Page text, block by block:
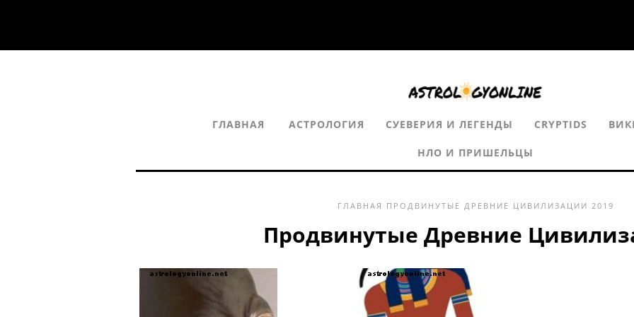
ГЛАВНАЯ АСТРОЛОГИЯ СУЕВЕРИЯ И ЛЕГЕНДЫ CRYPTIDS
НЛО И ПРИШЕЛЬЦЫ
ГЛАВНАЯ ПРОДВИНУТЫЕ ДРЕВНИЕ ЦИВИЛИЗАЦИИ 2019
Продвинутые Древние